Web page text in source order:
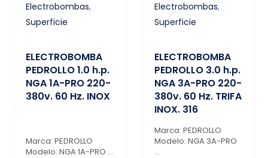
Electrobombas,
Superficie
ELECTROBOMBA
PEDROLLO 1.0 h.p.
NGA 1A-PRO 220-
380v. 60 Hz. INOX
Marca: PEDROLLO
Modelo: NGA 1A-PRO ...
Electrobombas,
Superficie
ELECTROBOMBA
PEDROLLO 3.0 h.p.
NGA 3A-PRO 220-
380v. 60 Hz. TRIFA
INOX. 316
Marca: PEDROLLO
Modelo: NGA 3A-PRO
...